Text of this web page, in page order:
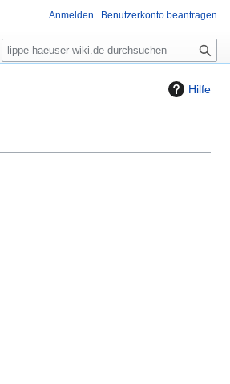
Hilfe
Anmelden Benutzerkonto beantragen
S
u
e